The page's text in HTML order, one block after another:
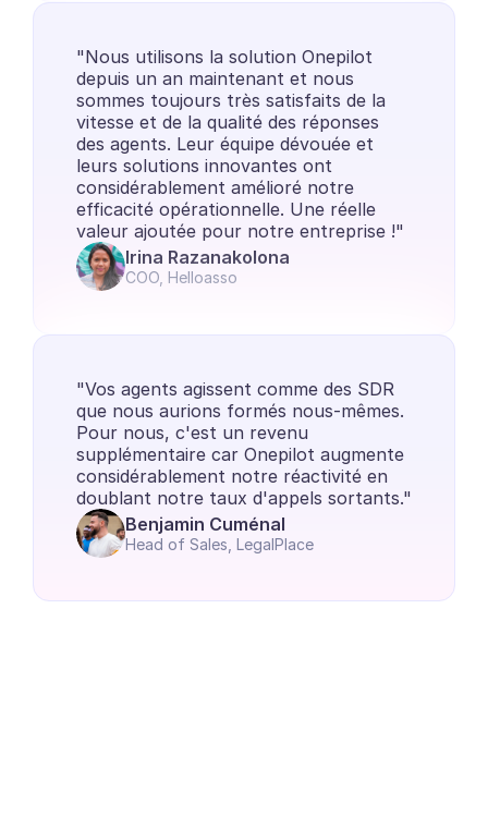
"Nous utilisons la solution Onepilot
depuis un an maintenant et nous
sommes toujours très satisfaits de la
vitesse et de la qualité des réponses
des agents. Leur équipe dévouée et
leurs solutions innovantes ont
considérablement amélioré notre
efficacité opérationnelle. Une réelle
valeur ajoutée pour notre entreprise !"
Irina Razanakolona
COO, Helloasso
"Vos agents agissent comme des SDR
que nous aurions formés nous-mêmes.
Pour nous, c'est un revenu
supplémentaire car Onepilot augmente
considérablement notre réactivité en
doublant notre taux d'appels sortants."
Benjamin Cuménal
Head of Sales, LegalPlace